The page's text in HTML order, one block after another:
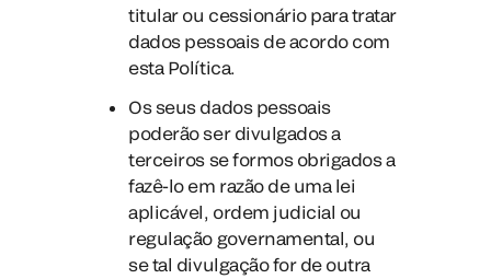
titular ou cessionário para tratar
dados pessoais de acordo com
esta Política.
Os seus dados pessoais
poderão ser divulgados a
terceiros se formos obrigados a
fazê-lo em razão de uma lei
aplicável, ordem judicial ou
regulação governamental, ou
se tal divulgação for de outra